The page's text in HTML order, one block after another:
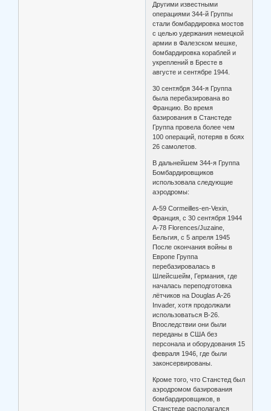
Другими известными
операциями 344-й Группы
стали бомбардировка мостов
с целью удержания немецкой
армии в Фалезском мешке,
бомбардировка кораблей и
укреплений в Бресте в
августе и сентябре 1944.
30 сентября 344-я Группа
была перебазирована во
Францию. Во время
базирования в Станстеде
Группа провела более чем
100 операций, потеряв в боях
26 самолетов.
В дальнейшем 344-я Группа
Бомбардировщиков
использовала следующие
аэродромы:
A-59 Cormeilles-en-Vexin,
Франция, с 30 сентября 1944
A-78 Florences/Juzaine,
Бельгия, с 5 апреля 1945
После окончания войны в
Европе Группа
перебазировалась в
Шлейсшейм, Германия, где
началась переподготовка
лётчиков на Douglas A-26
Invader, хотя продолжали
использоваться B-26.
Впоследствии они были
переданы в США без
персонала и оборудования 15
февраля 1946, где были
законсервированы.
Кроме того, что Станстед был
аэродромом базирования
бомбардировщиков, в
Станстеде располагался